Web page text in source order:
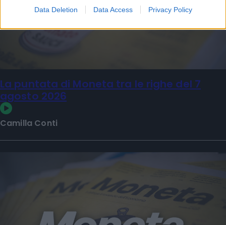
Data Deletion Data Access Privacy Policy
La puntata di Moneta tra le righe del 7
agosto 2026
Camilla Conti